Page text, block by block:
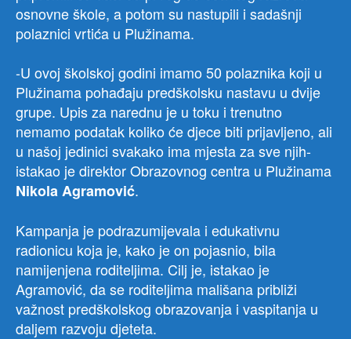
osnovne škole, a potom su nastupili i sadašnji
polaznici vrtića u Plužinama.
-U ovoj školskoj godini imamo 50 polaznika koji u
Plužinama pohađaju predškolsku nastavu u dvije
grupe. Upis za narednu je u toku i trenutno
nemamo podatak koliko će djece biti prijavljeno, ali
u našoj jedinici svakako ima mjesta za sve njih-
istakao je direktor Obrazovnog centra u Plužinama
Nikola Agramović.
Kampanja je podrazumijevala i edukativnu
radionicu koja je, kako je on pojasnio, bila
namijenjena roditeljima. Cilj je, istakao je
Agramović, da se roditeljima mališana približi
važnost predškolskog obrazovanja i vaspitanja u
daljem razvoju djeteta.